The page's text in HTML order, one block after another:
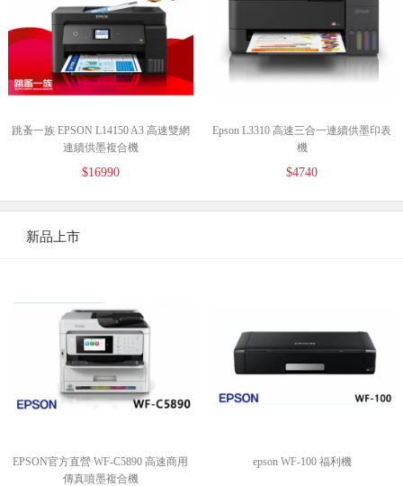
跳蚤一族 EPSON L14150 A3 高速雙網
連續供墨複合機
$16990
Epson L3310 高速三合一連續供墨印表
機
$4740
新品上市
EPSON官方直營 WF-C5890 高速商用
傳真噴墨複合機
epson WF-100 福利機